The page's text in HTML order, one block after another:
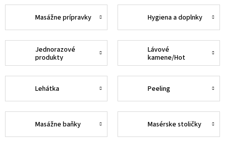
Masážne prípravky Hygiena a doplnky
Jednorazové
produkty
Lávové
kamene/Hot
Stones
Lehátka Peeling
Masážne baňky Masérske stoličky